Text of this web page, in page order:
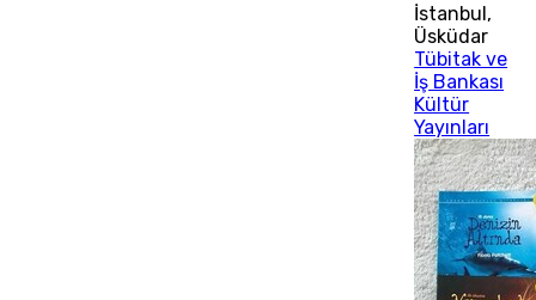
İstanbul,
Üsküdar
Tübitak ve
İş Bankası
Kültür
Yayınları